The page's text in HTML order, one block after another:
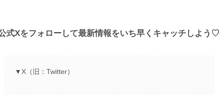
式Xをフォローして最新情報をいち早くキャッチしよう♡
▼X（旧：Twitter）